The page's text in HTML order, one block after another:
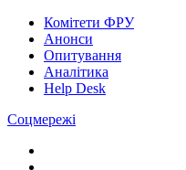
Комітети ФРУ
Анонси
Опитування
Аналітика
Help Desk
Соцмережі